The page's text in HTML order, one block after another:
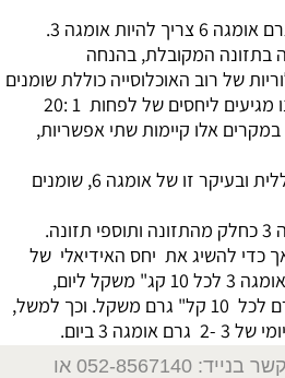
: על כל 4 גרם אומגה 6 צריך להיות אומגה 3.
בתזונה המקובלת, בהנחה
הקלוריות של רוב האוכלוסייה כוללת שומנים
מסוגים השונים מאומגה 3 אנו מגיעים ליחסים של לפחות 1 :20
אלו קשים להשגה (5), במקרים אלו קיימות שתי אפשריות,
* הפחתת רמת השומנים הכללית ובעיקר זו של אומגה 6, שומנים
אך כדי להשיג את יחס האידיאלי של
אומגה 6: מומלץ לקחת גרם אומגה 3 לכל 10 קג" משקל ליום,
במקרים מסוימים אף 1.5 גרם לכל 10 קל" גרם משקל. וכך למשל,
052-8567140
או